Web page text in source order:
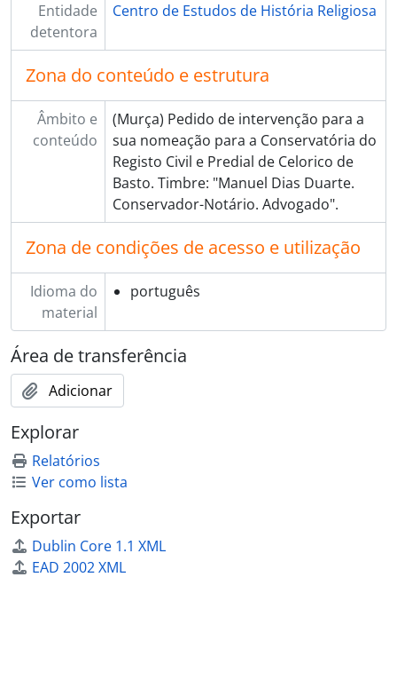
Entidade
detentora
Centro de Estudos de História Religiosa
Zona do conteúdo e estrutura
Âmbito e
conteúdo
(Murça) Pedido de intervenção para a
sua nomeação para a Conservatória do
Registo Civil e Predial de Celorico de
Basto. Timbre: "Manuel Dias Duarte.
Conservador-Notário. Advogado".
Zona de condições de acesso e utilização
Idioma do
material
português
Área de transferência
Adicionar
Explorar
Relatórios
Ver como lista
Exportar
Dublin Core 1.1 XML
EAD 2002 XML